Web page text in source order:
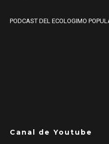
PODCAST DEL ECOLOGIMO
Canal de Youtube